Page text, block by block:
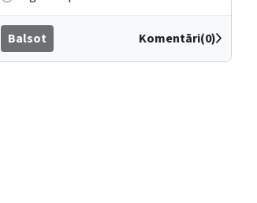
Balsot Komentāri(0)